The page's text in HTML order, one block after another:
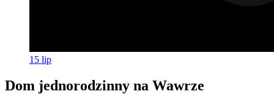
15 lip
Dom jednorodzinny na Wawrze